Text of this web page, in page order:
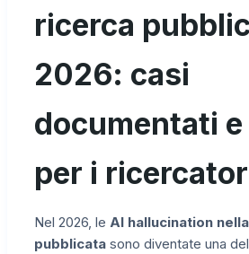
ricerca
2026: casi
documentati e
per i
Nel 2026, le AI hallucination
pubblicata sono diventate una